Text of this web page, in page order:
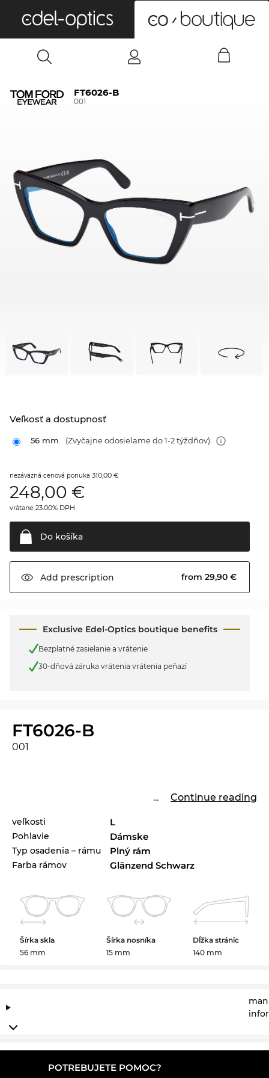
FT6026-B
001
Veľkosť a dostupnosť
56 mm (Zvyčajne odosielame do 1-2 týždňov)
nezáväzná cenová ponuka 310,00 €
248,00 €
vrátane 23.00% DPH
Do košíka
Add prescription from 29,90 €
Exclusive Edel-Optics boutique benefits
Bezplatné zasielanie a vrátenie
30-dňová záruka vrátenia vrátenia peňazí
FT6026-B
001
... Continue reading
veľkosti L
Pohlavie Dámske
Typ osadenia – rámu Plný rám
Farba rámov Glänzend Schwarz
Šírka skla
56 mm
Šírka nosníka
15 mm
Dĺžka stránic
140 mm
POTREBUJETE POMOC?